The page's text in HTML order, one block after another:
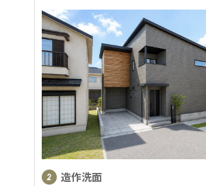
造作洗面